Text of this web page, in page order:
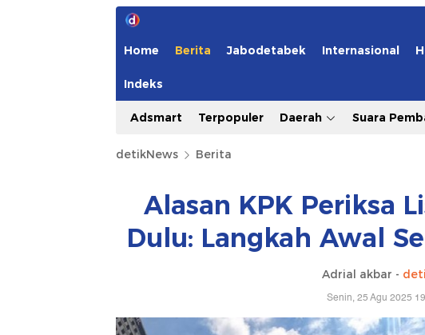
Home Berita Jabodetabek Internasional
Indeks
Adsmart Terpopuler Daerah Suara
detikNews Berita
Alasan KPK Periksa
Dulu: Langkah Awal
Adrial akbar -
Senin, 25 Agu 2025